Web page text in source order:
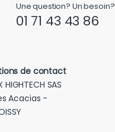
Une question? Un besoin?
01 71 43 43 86
de contact
HIGHTECH SAS
Acacias -